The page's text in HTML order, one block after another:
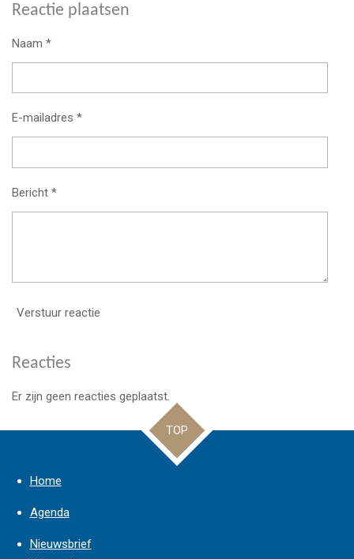
Reactie plaatsen
Naam *
E-mailadres *
Bericht *
Verstuur reactie
Reacties
Er zijn geen reacties geplaatst.
TOP
Home
Agenda
Nieuwsbrief